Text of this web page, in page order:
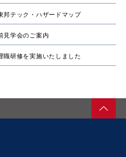
邦テック・ハザードマップ
見学会のご案内
職研修を実施いたしました